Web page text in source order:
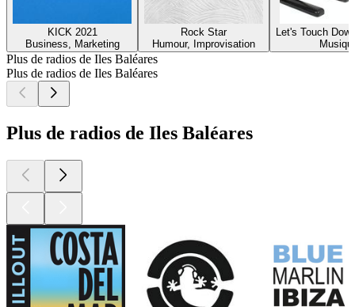
KICK 2021
Business, Marketing
Rock Star
Humour, Improvisation
Let's Touch
Plus de radios de Iles Baléares
Plus de radios de Iles Baléares
Plus de radios de Iles Baléares